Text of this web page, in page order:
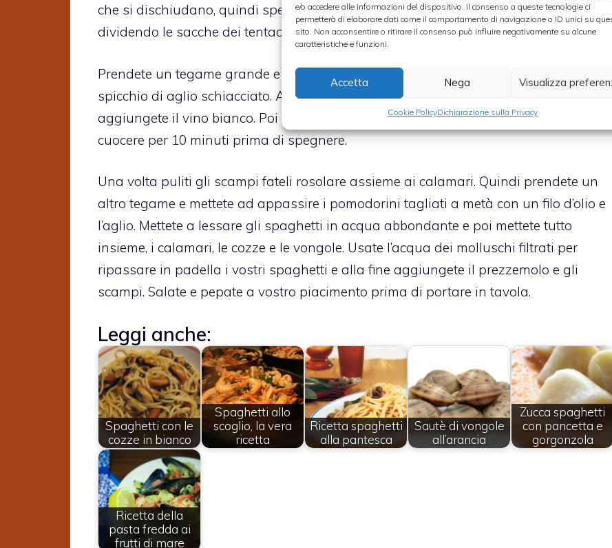
e/o accedere alle informazioni del dispositivo. Il consenso a queste tecnologie ci
permetterà di elaborare dati come il comportamento di navigazione o ID unici su
sito. Non acconsentire o ritirare il consenso può influire negativamente su alcune
caratteristiche e funzioni.
Accetta Nega Visualizza
Cookie PolicyDichiarazione sulla Privacy
che si dischiudano, quindi spegnete il fuoco e lasciatele al caldo. Pulite i calamari
dividendo le sacche dei tentacoli e poi tagliate le sacche ad anelli.
Prendete un tegame grande e mettete a soffriggere 2-3 cucchiai di olio con uno
spicchio di aglio schiacciato. Aggiungete i calamari e quanto sbianchiranno
aggiungete il vino bianco. Poi lasciate sfumare e aggiungete il prezzemolo facendo
cuocere per 10 minuti prima di spegnere.
Una volta puliti gli scampi fateli rosolare assieme ai calamari. Quindi prendete un
altro tegame e mettete ad appassire i pomodorini tagliati a metà con un filo d’olio e
l’aglio. Mettete a lessare gli spaghetti in acqua abbondante e poi mettete tutto
insieme, i calamari, le cozze e le vongole. Usate l’acqua dei molluschi filtrati per
ripassare in padella i vostri spaghetti e alla fine aggiungete il prezzemolo e gli
scampi. Salate e pepate a vostro piacimento prima di portare in tavola.
Leggi anche:
Spaghetti con le
cozze in bianco
Spaghetti allo
scoglio, la vera
ricetta
Ricetta spaghetti
alla pantesca
Sautè di vongole
all’arancia
Zucca spaghetti
con pancetta e
gorgonzola
Ricetta della
pasta fredda ai
frutti di mare